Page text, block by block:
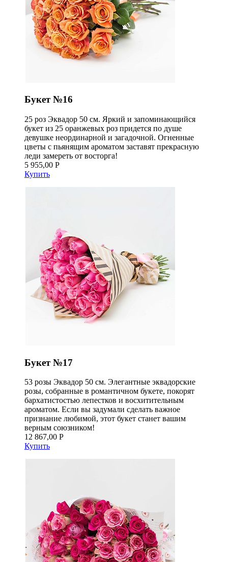
Букет №16
25 роз Эквадор 50 см. Яркий и запоминающийся
букет из 25 оранжевых роз придется по душе
девушке неординарной и загадочной. Огненные
цветы с пьянящим ароматом заставят прекрасную
леди замереть от восторга!
5 955,00 Р
Купить
Букет №17
53 розы Эквадор 50 см. Элегантные эквадорские
розы, собранные в романтичном букете, покорят
бархатистостью лепестков и восхитительным
ароматом. Если вы задумали сделать важное
признание любимой, этот букет станет вашим
верным союзником!
12 867,00 Р
Купить